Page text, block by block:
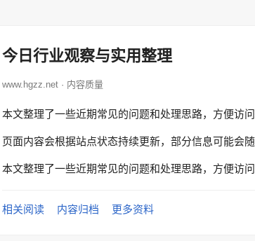
今日行业观察与实用整理
www.hgzz.net · 内容质量
本文整理了一些近期常见的问题和处理思路，方便访
页面内容会根据站点状态持续更新，部分信息可能会
本文整理了一些近期常见的问题和处理思路，方便访
相关阅读 内容归档 更多资料